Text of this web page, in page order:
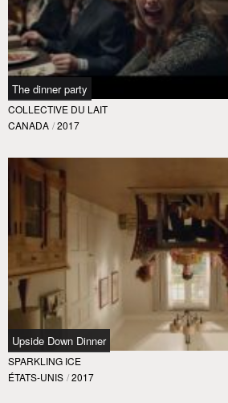
The dinner party
COLLECTIVE DU LAIT
CANADA / 2017
Upside Down Dinner
SPARKLING ICE
ÉTATS-UNIS / 2017